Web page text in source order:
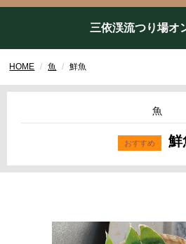
三依渓流つり場オ
HOME 魚 鮮魚
魚
鮮